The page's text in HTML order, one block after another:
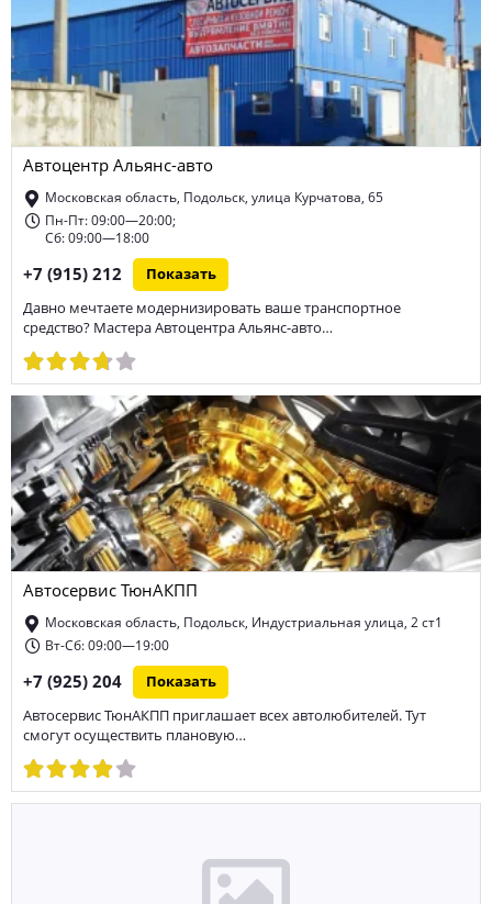
Автоцентр Альянс-авто
Московская область, Подольск, улица Курчатова, 65
Пн-Пт: 09:00—20:00;
Сб: 09:00—18:00
+7 (915) 212 Показать
Давно мечтаете модернизировать ваше транспортное
средство? Мастера Автоцентра Альянс-авто…
Автосервис ТюнАКПП
Московская область, Подольск, Индустриальная улица, 2 ст1
Вт-Сб: 09:00—19:00
+7 (925) 204 Показать
Автосервис ТюнАКПП приглашает всех автолюбителей. Тут
смогут осуществить плановую…